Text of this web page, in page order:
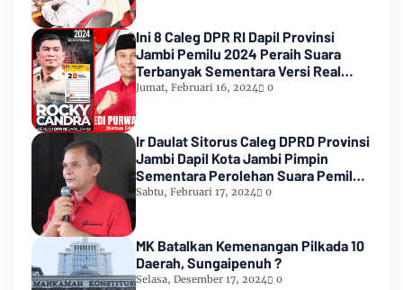
Ini 8 Caleg DPR RI Dapil Provinsi
Jambi Pemilu 2024 Peraih Suara
Terbanyak Sementara Versi Real
Count KPU RI
Jumat, Februari 16, 2024 0
Ir Daulat Sitorus Caleg DPRD Provinsi
Jambi Dapil Kota Jambi Pimpin
Sementara Perolehan Suara Pemilu
2024
Sabtu, Februari 17, 2024 0
MK Batalkan Kemenangan Pilkada 10
Daerah, Sungaipenuh ?
Selasa, Desember 17, 2024 0